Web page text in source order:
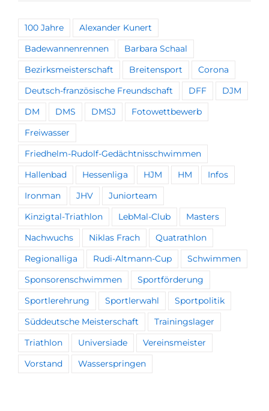
100 Jahre Alexander Kunert
Badewannenrennen Barbara Schaal
Bezirksmeisterschaft Breitensport Corona
Deutsch-französische Freundschaft DFF DJM
DM DMS DMSJ Fotowettbewerb
Freiwasser
Friedhelm-Rudolf-Gedächtnisschwimmen
Hallenbad Hessenliga HJM HM Infos
Ironman JHV Juniorteam
Kinzigtal-Triathlon LebMal-Club Masters
Nachwuchs Niklas Frach Quatrathlon
Regionalliga Rudi-Altmann-Cup Schwimmen
Sponsorenschwimmen Sportförderung
Sportlerehrung Sportlerwahl Sportpolitik
Süddeutsche Meisterschaft Trainingslager
Triathlon Universiade Vereinsmeister
Vorstand Wasserspringen